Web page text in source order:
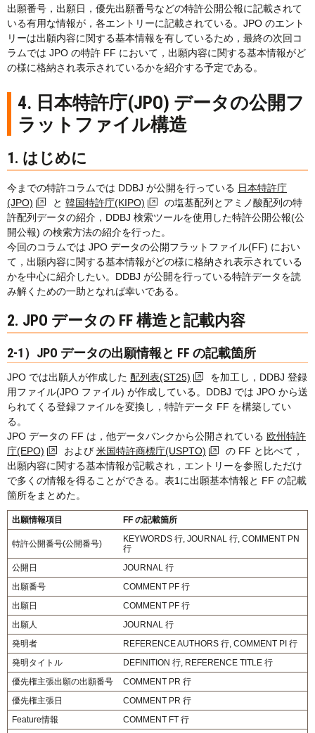
出願番号，出願日，優先出願番号などの特許公開公報に記載されて
いる有用な情報が，各エントリーに記載されている。JPO のエント
リーは出願内容に関する基本情報を有しているため，最終の次回コ
ラムでは JPO の特許 FF において，出願内容に関する基本情報がど
の様に格納され表示されているかを紹介する予定である。
4. 日本特許庁(JPO) データの公開フ
ラットファイル構造
1. はじめに
今までの特許コラムでは DDBJ が公開を行っている 日本特許庁
(JPO)
と 韓国特許庁(KIPO)
の塩基配列とアミノ酸配列の特
許配列データの紹介，DDBJ 検索ツールを使用した特許公開公報(公
開公報) の検索方法の紹介を行った。
今回のコラムでは JPO データの公開フラットファイル(FF) におい
て，出願内容に関する基本情報がどの様に格納され表示されている
かを中心に紹介したい。DDBJ が公開を行っている特許データを読
み解くための一助となれば幸いである。
2. JPO データの FF 構造と記載内容
2-1）JPO データの出願情報と FF の記載箇所
JPO では出願人が作成した 配列表(ST25)
を加工し，DDBJ 登録
用ファイル(JPO ファイル) が作成している。DDBJ では JPO から送
られてくる登録ファイルを変換し，特許データ FF を構築してい
る。
JPO データの FF は，他データバンクから公開されている 欧州特許
庁(EPO)
および 米国特許商標庁(USPTO)
の FF と比べて，
出願内容に関する基本情報が記載され，エントリーを参照しただけ
で多くの情報を得ることができる。表1に出願基本情報と FF の記載
箇所をまとめた。
出願情報項目 FF の記載箇所
特許公開番号(公開番号)
KEYWORDS 行, JOURNAL 行, COMMENT PN
行
公開日
JOURNAL 行
出願番号
COMMENT PF 行
出願日
COMMENT PF 行
出願人
JOURNAL 行
発明者
REFERENCE AUTHORS 行, COMMENT PI 行
発明タイトル
DEFINITION 行, REFERENCE TITLE 行
優先権主張出願の出願番号
COMMENT PR 行
優先権主張日
COMMENT PR 行
Feature情報
COMMENT FT 行